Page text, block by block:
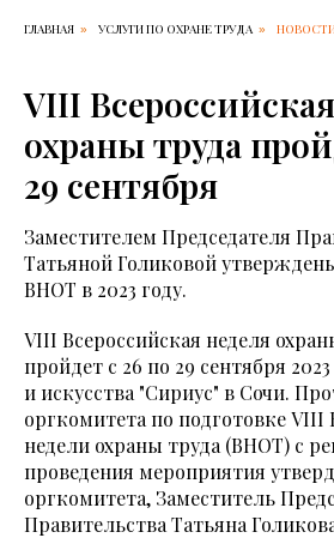
ГЛАВНАЯ » УСЛУГИ ПО ОХРАНЕ ТРУДА »
VIII
охраны труда
29 сентября
Заместителем Председателя
Татьяной Голиковой
ВНОТ в 2023 году.
VIII Всероссийская неделя
пройдет с 26 по 29 сентября
и искусства "Сириус" в Сочи.
оргкомитета по подготовке VIII
недели охраны труда (ВНОТ) с
проведения мероприятия
оргкомитета, Заместитель
Правительства Татьяна